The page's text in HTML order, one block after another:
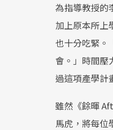
為指導教授的
加上原本所上
也十分吃緊。
會。」時間壓
過這項產學計
雖然《餘暉
馬虎，將每位